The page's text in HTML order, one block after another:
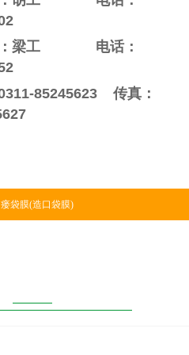
：梁工 电话：
85245623 传真：
袋膜(造口袋膜)